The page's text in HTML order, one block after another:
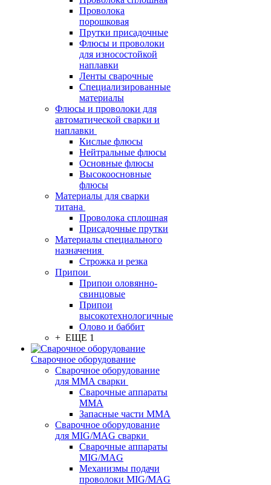
Проволока
порошковая
Прутки присадочные
Флюсы и проволоки
для износостойкой
наплавки
Ленты сварочные
Специализированные
материалы
Флюсы и проволоки для
автоматической сварки и
наплавки
Кислые флюсы
Нейтральные флюсы
Основные флюсы
Высокоосновные
флюсы
Материалы для сварки
титана
Проволока сплошная
Присадочные прутки
Материалы специального
назначения
Строжка и резка
Припои
Припои оловянно-
свинцовые
Припои
высокотехнологичные
Олово и баббит
+ ЕЩЕ 1
Сварочное оборудование
Сварочное оборудование
для MMA сварки
Сварочные аппараты
MMA
Запасные части MMA
Сварочное оборудование
для MIG/MAG сварки
Сварочные аппараты
MIG/MAG
Механизмы подачи
проволоки MIG/MAG